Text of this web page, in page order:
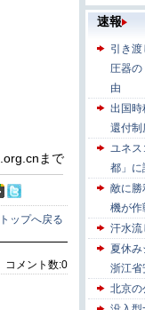
まで
ップへ戻る
コメント数:0